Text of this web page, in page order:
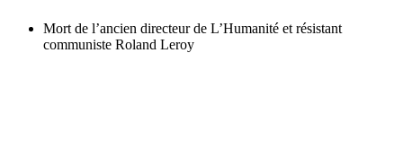
Mort de l’ancien directeur de L’Humanité et résistant
communiste Roland Leroy